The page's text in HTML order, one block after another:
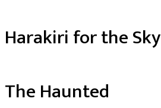
Harakiri for the Sky
The Haunted